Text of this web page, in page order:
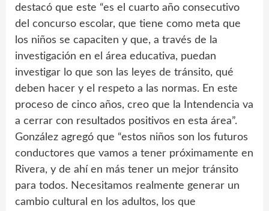
destacó que este “es el cuarto año consecutivo
del concurso escolar, que tiene como meta que
los niños se capaciten y que, a través de la
investigación en el área educativa, puedan
investigar lo que son las leyes de tránsito, qué
deben hacer y el respeto a las normas. En este
proceso de cinco años, creo que la Intendencia va
a cerrar con resultados positivos en esta área”.
González agregó que “estos niños son los futuros
conductores que vamos a tener próximamente en
Rivera, y de ahí en más tener un mejor tránsito
para todos. Necesitamos realmente generar un
cambio cultural en los adultos, los que